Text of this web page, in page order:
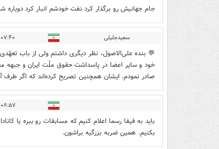
جام جهانیش رو برگذار کرد نفت خودشم انبار کرد دوباره
سعیدجلیلی ۰۷:۴۰ - ۱۴۰۵/۰۴/۱۸
💬 بنده علی‌الاصول، نظر دیگری داشتم ولی از باب
خود و سایر اعضا در پاسداشت حقوق ملّت ایران و جبهه
صادر نمودم‌. ایشان همچنین تصریح کرده‌اند که اگر طرف
۰۸:۵۷ - ۱۴۰۵/۰۴/۱۸
باید به فیفا رسما اعلام کنیم که مسابقات رو ببره یا
بکنیم. همین ضربه بزرگیه براشون.